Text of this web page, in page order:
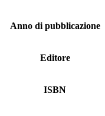
Anno di pubblicazione
Editore
ISBN